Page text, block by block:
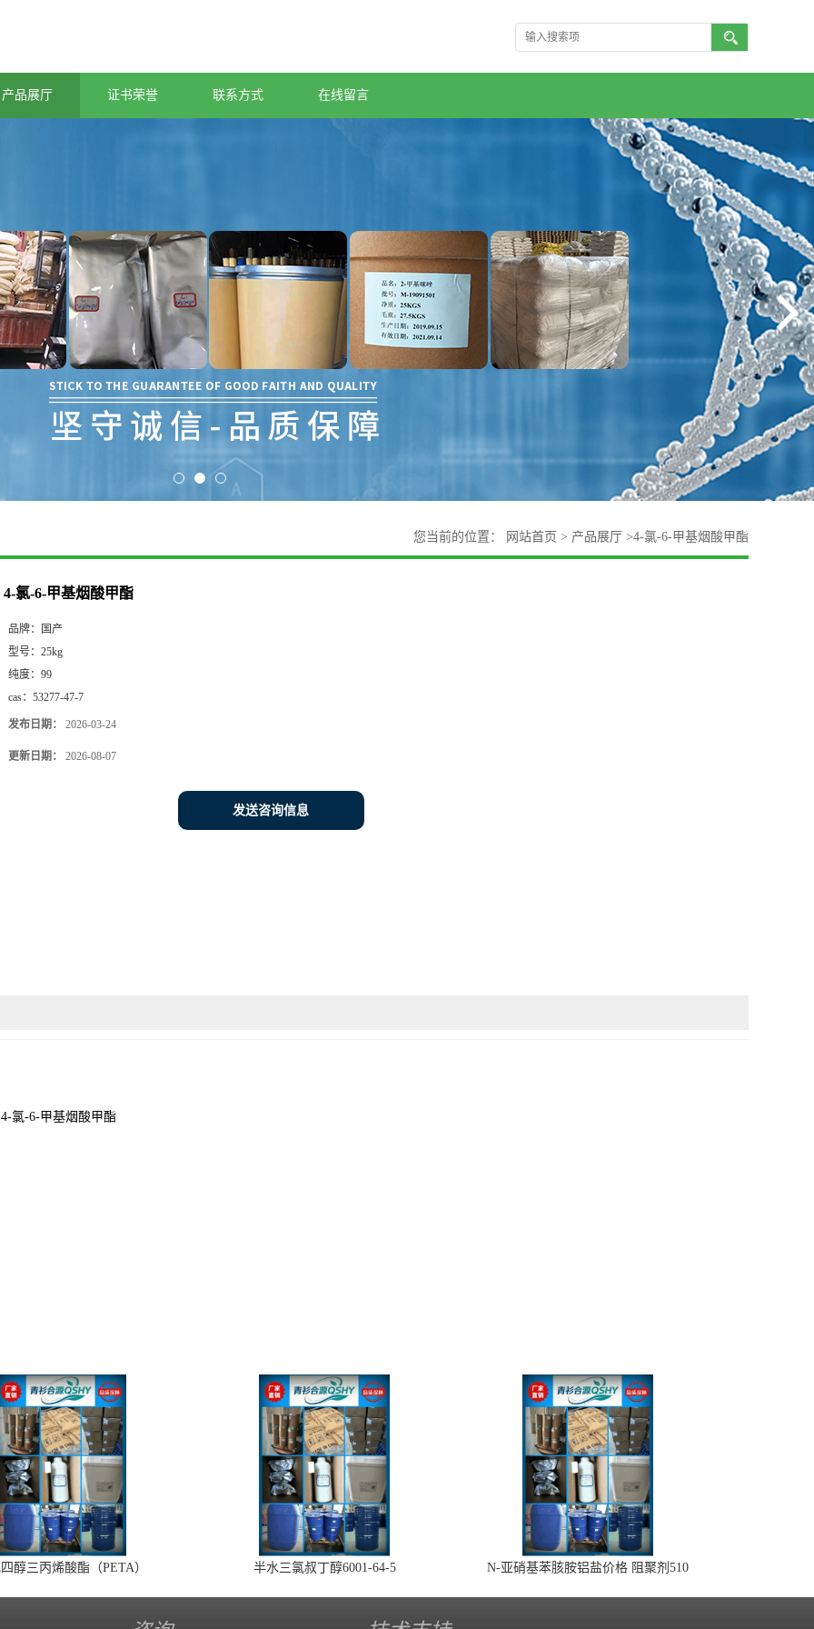
产品展厅 证书荣誉 联系方式 在线留言
您当前的位置： 网站首页 > 产品展厅 >4-氯-6-甲基烟酸甲酯
4-氯-6-甲基烟酸甲酯
品牌：
国产
型号： 25kg
纯度： 99
cas： 53277-47-7
发布日期： 2026-03-24
更新日期： 2026-08-07
发送咨询信息
氯-6-甲基烟酸甲酯
醇三丙烯酸酯（PETA） 半水三氯叔丁醇6001-64-5 N-亚硝基苯胲胺铝盐价格 阻聚剂510